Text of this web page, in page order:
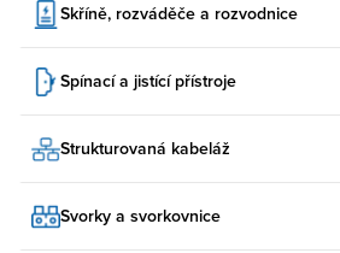
Skříně, rozváděče a rozvodnice
Spínací a jistící přístroje
Strukturovaná kabeláž
Svorky a svorkovnice